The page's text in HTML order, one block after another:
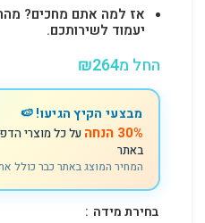
יעמוד לשירותכם.
החל מ ₪264
מבצעי הקיץ הגיעו! 🍉
30% הנחה
על כל מוצרי
באתר
המחיר המוצג באתר כבר כולל
בחירת מידה